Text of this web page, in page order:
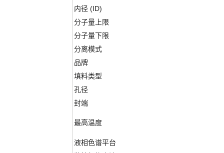
内径 (ID)
分子量上限
分子量下限
分离模式
品牌
填料类型
孔径
封端
最高温度
液相色谱平台